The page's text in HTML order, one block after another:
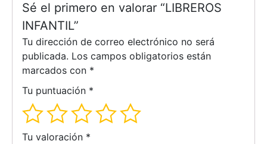
Sé el primero en valorar “LIBREROS
INFANTIL”
Tu dirección de correo electrónico no será
publicada. Los campos obligatorios están
marcados con *
Tu puntuación *
Tu valoración *